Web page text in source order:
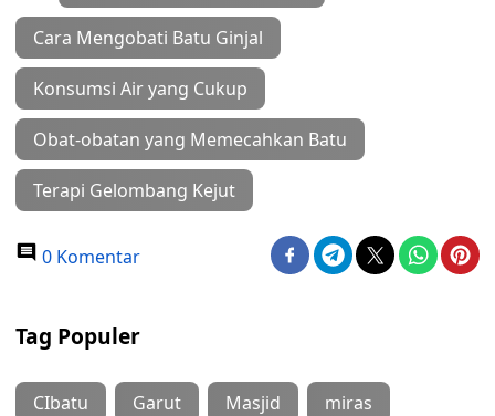
Cara Mengobati Batu Ginjal
Konsumsi Air yang Cukup
Obat-obatan yang Memecahkan Batu
Terapi Gelombang Kejut
0 Komentar
Tag Populer
CIbatu Garut Masjid miras